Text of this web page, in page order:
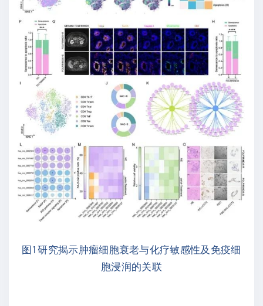
图1 研究揭示肿瘤细胞衰老与化疗敏感性及免疫细
胞浸润的关联